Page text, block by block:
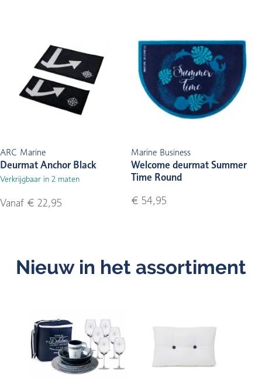
ARC Marine
Deurmat Anchor Black
Verkrijgbaar in 2 maten
Vanaf € 22,95
Marine Business
Welcome deurmat Summer
Time Round
€ 54,95
Nieuw in het assortiment